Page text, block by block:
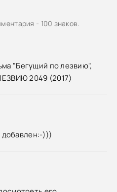
- 100 знаков.
"Бегущий по лезвию",
2049 (2017)
добавлен:-)))